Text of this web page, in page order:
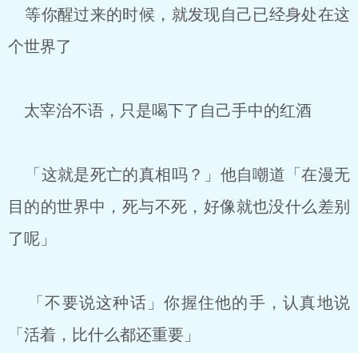
等你醒过来的时候，就发现自己已经身处在这
个世界了
太宰治不语，只是喝下了自己手中的红酒
「这就是死亡的真相吗？」他自嘲道「在漫无
目的的世界中，死与不死，好像就也没什么差别
了呢」
「不要说这种话」你握住他的手，认真地说
「活着，比什么都还重要」